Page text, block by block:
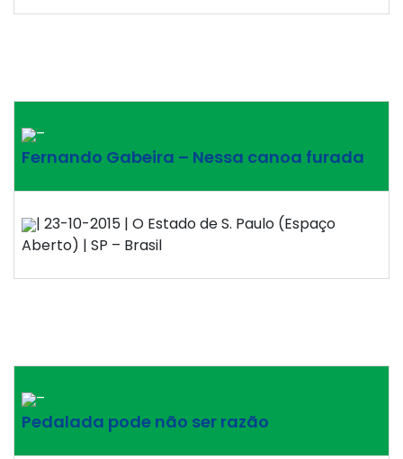
–
Fernando Gabeira – Nessa canoa furada
| 23-10-2015 | O Estado de S. Paulo (Espaço
Aberto) | SP – Brasil
–
Pedalada pode não ser razão